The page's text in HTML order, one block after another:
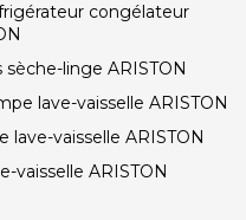
congélateur
linge ARISTON
lave-vaisselle ARISTON
vaisselle ARISTON
vaisselle ARISTON